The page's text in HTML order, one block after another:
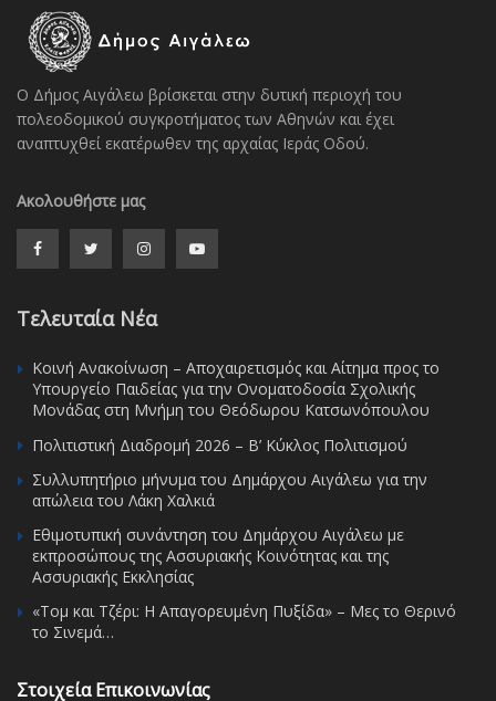
Ο Δήμος Αιγάλεω βρίσκεται στην δυτική περιοχή του
πολεοδομικού συγκροτήματος των Αθηνών και έχει
αναπτυχθεί εκατέρωθεν της αρχαίας Ιεράς Οδού.
Ακολουθήστε μας
Τελευταία Νέα
Κοινή Ανακοίνωση – Αποχαιρετισμός και Αίτημα προς το
Υπουργείο Παιδείας για την Ονοματοδοσία Σχολικής
Μονάδας στη Μνήμη του Θεόδωρου Κατσωνόπουλου
Πολιτιστική Διαδρομή 2026 – Β’ Κύκλος Πολιτισμού
Συλλυπητήριο μήνυμα του Δημάρχου Αιγάλεω για την
απώλεια του Λάκη Χαλκιά
Εθιμοτυπική συνάντηση του Δημάρχου Αιγάλεω με
εκπροσώπους της Ασσυριακής Κοινότητας και της
Ασσυριακής Εκκλησίας
«Τομ και Τζέρι: Η Απαγορευμένη Πυξίδα» – Μες το Θερινό
το Σινεμά…
Στοιχεία Επικοινωνίας